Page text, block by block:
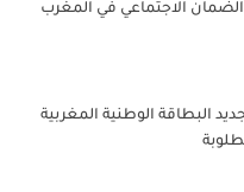
الاجتماعي في المغرب
البطاقة الوطنية المغربية